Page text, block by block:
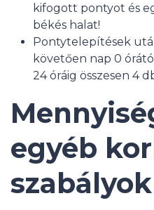
kifogott pontyot és
békés halat!
Pontytelepítések
követően nap 0
24 óráig összesen 4
egyéb
szabályok